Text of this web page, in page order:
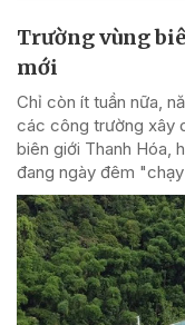
Trường vùng
mới
Chỉ còn ít tuần nữa,
các công trường xây
biên giới Thanh Hóa,
đang ngày đêm